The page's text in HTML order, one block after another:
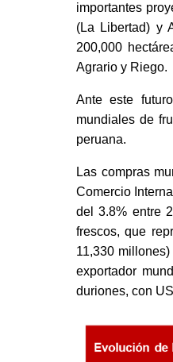
importantes
(La Libertad) y
200,000
Agrario y Riego.
Ante este
mundiales de
peruana.
Las compras
Comercio
del 3.8% entre
frescos, que
11,330
exportador
duriones, con